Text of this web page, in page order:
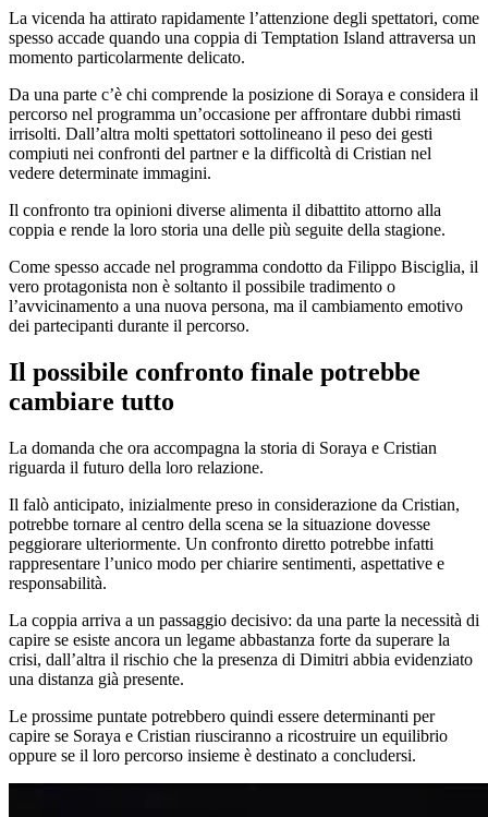
La vicenda ha attirato rapidamente l’attenzione degli spettatori, come
spesso accade quando una coppia di Temptation Island attraversa un
momento particolarmente delicato.
Da una parte c’è chi comprende la posizione di Soraya e considera il
percorso nel programma un’occasione per affrontare dubbi rimasti
irrisolti. Dall’altra molti spettatori sottolineano il peso dei gesti
compiuti nei confronti del partner e la difficoltà di Cristian nel
vedere determinate immagini.
Il confronto tra opinioni diverse alimenta il dibattito attorno alla
coppia e rende la loro storia una delle più seguite della stagione.
Come spesso accade nel programma condotto da Filippo Bisciglia, il
vero protagonista non è soltanto il possibile tradimento o
l’avvicinamento a una nuova persona, ma il cambiamento emotivo
dei partecipanti durante il percorso.
Il possibile confronto finale potrebbe
cambiare tutto
La domanda che ora accompagna la storia di Soraya e Cristian
riguarda il futuro della loro relazione.
Il falò anticipato, inizialmente preso in considerazione da Cristian,
potrebbe tornare al centro della scena se la situazione dovesse
peggiorare ulteriormente. Un confronto diretto potrebbe infatti
rappresentare l’unico modo per chiarire sentimenti, aspettative e
responsabilità.
La coppia arriva a un passaggio decisivo: da una parte la necessità di
capire se esiste ancora un legame abbastanza forte da superare la
crisi, dall’altra il rischio che la presenza di Dimitri abbia evidenziato
una distanza già presente.
Le prossime puntate potrebbero quindi essere determinanti per
capire se Soraya e Cristian riusciranno a ricostruire un equilibrio
oppure se il loro percorso insieme è destinato a concludersi.